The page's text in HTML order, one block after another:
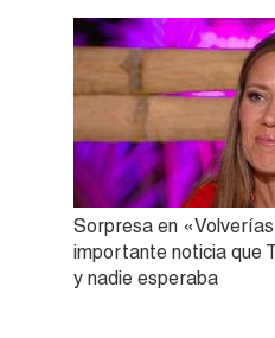
Sorpresa en
importante noticia que
y nadie esperaba